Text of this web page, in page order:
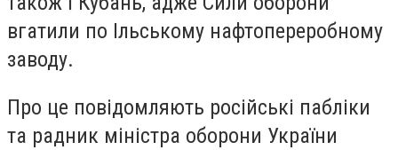
вгатили по Ільському нафтопереробному
заводу.
Про це повідомляють російські пабліки
та радник міністра оборони України